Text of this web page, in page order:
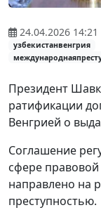
24.04.2026 14:21
узбекистанвенгрия
Президент
ратификации
Венгрией о
Соглашение
сфере
направлено на
преступностью.